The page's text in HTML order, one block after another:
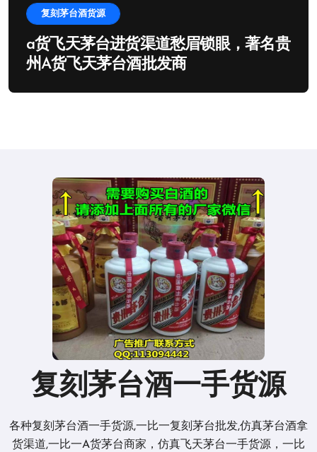
复刻茅台酒货源
a货飞天茅台进货渠道愁眉锁眼，著名贵
州A货飞天茅台酒批发商
复刻茅台酒一手货源
各种复刻茅台酒一手货源,一比一复刻茅台批发,仿真茅台酒拿
货渠道,一比一A货茅台商家，仿真飞天茅台一手货源，一比